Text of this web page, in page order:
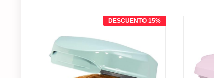
DESCUENTO 15%